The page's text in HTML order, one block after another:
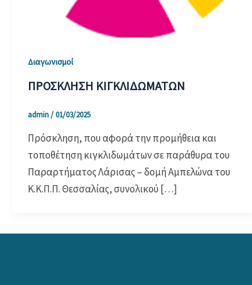
Διαγωνισμοί
ΠΡΟΣΚΛΗΣΗ ΚΙΓΚΛΙΔΩΜΑΤΩΝ
admin/01/03/2025
Πρόσκληση, που αφορά την προμήθεια και
τοποθέτηση κιγκλιδωμάτων σε παράθυρα του
Παραρτήματος Λάρισας – δομή Αμπελώνα του
Κ.Κ.Π.Π. Θεσσαλίας, συνολικού […]